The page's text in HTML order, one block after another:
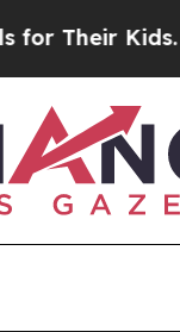
Should the